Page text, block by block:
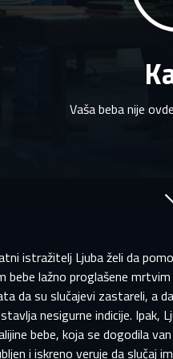
adresa e-pošte već
prijavite se
Vaša beba nije
istražitelj Ljuba želi da
bebe lažno proglašene
da su slučajevi zastareli, a
nesigurne indicije. Ipak,
bebe, koja se dogodila
i iskreno veruje da slučaj